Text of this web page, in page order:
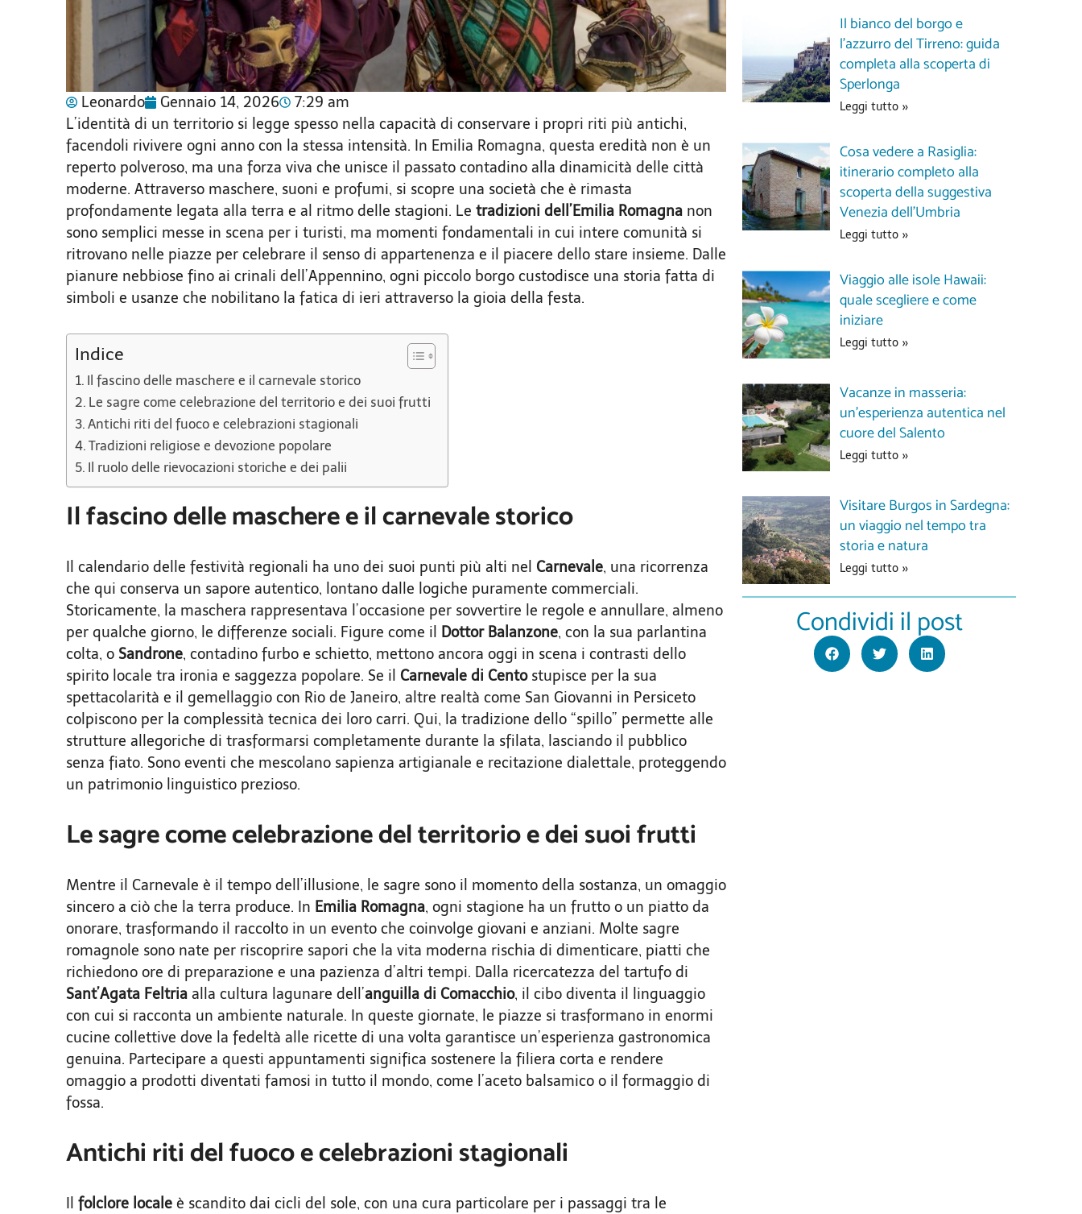
Leonardo Gennaio 14, 2026
7:29 am
L’identità di un territorio si legge spesso nella capacità di conservare i propri riti più antichi,
facendoli rivivere ogni anno con la stessa intensità. In Emilia Romagna, questa eredità non è un
reperto polveroso, ma una forza viva che unisce il passato contadino alla dinamicità delle città
moderne. Attraverso maschere, suoni e profumi, si scopre una società che è rimasta
profondamente legata alla terra e al ritmo delle stagioni. Le tradizioni dell’Emilia Romagna non
sono semplici messe in scena per i turisti, ma momenti fondamentali in cui intere comunità si
ritrovano nelle piazze per celebrare il senso di appartenenza e il piacere dello stare insieme. Dalle
pianure nebbiose fino ai crinali dell’Appennino, ogni piccolo borgo custodisce una storia fatta di
simboli e usanze che nobilitano la fatica di ieri attraverso la gioia della festa.
Indice
Il fascino delle maschere e il carnevale storico
Le sagre come celebrazione del territorio e dei suoi frutti
Antichi riti del fuoco e celebrazioni stagionali
Tradizioni religiose e devozione popolare
Il ruolo delle rievocazioni storiche e dei palii
Il fascino delle maschere e il carnevale storico
Il calendario delle festività regionali ha uno dei suoi punti più alti nel Carnevale, una ricorrenza
che qui conserva un sapore autentico, lontano dalle logiche puramente commerciali.
Storicamente, la maschera rappresentava l’occasione per sovvertire le regole e annullare, almeno
per qualche giorno, le differenze sociali. Figure come il
Dottor Balanzone, con la sua parlantina
colta, o Sandrone, contadino furbo e schietto, mettono ancora oggi in scena i contrasti dello
spirito locale tra ironia e saggezza popolare. Se il Carnevale di Centostupisce per la sua
spettacolarità e il gemellaggio con Rio de Janeiro, altre realtà come San Giovanni in Persiceto
colpiscono per la complessità tecnica dei loro carri. Qui, la tradizione dello “spillo” permette alle
strutture allegoriche di trasformarsi completamente durante la sfilata, lasciando il pubblico
senza fiato. Sono eventi che mescolano sapienza artigianale e recitazione dialettale, proteggendo
un patrimonio linguistico prezioso.
Le sagre come celebrazione del territorio e dei suoi frutti
Mentre il Carnevale è il tempo dell’illusione, le sagre sono il momento della sostanza, un omaggio
sincero a ciò che la terra produce. In Emilia Romagna, ogni stagione ha un frutto o un piatto da
onorare, trasformando il raccolto in un evento che coinvolge giovani e anziani. Molte sagre
romagnole sono nate per riscoprire sapori che la vita moderna rischia di dimenticare, piatti che
richiedono ore di preparazione e una pazienza d’altri tempi. Dalla ricercatezza del tartufo di
Sant’Agata Feltria alla cultura lagunare dell’anguilla di Comacchio, il cibo diventa il linguaggio
con cui si racconta un ambiente naturale. In queste giornate, le piazze si trasformano in enormi
cucine collettive dove la fedeltà alle ricette di una volta garantisce un’esperienza gastronomica
genuina. Partecipare a questi appuntamenti significa sostenere la filiera corta e rendere
omaggio a prodotti diventati famosi in tutto il mondo, come l’aceto balsamico o il formaggio di
fossa.
Antichi riti del fuoco e celebrazioni stagionali
folclore locale è scandito dai cicli del sole, con una cura particolare per i passaggi tra le
Il bianco del borgo e
l’azzurro del Tirreno: guida
completa alla scoperta di
Sperlonga
Leggi tutto »
Cosa vedere a Rasiglia:
itinerario completo alla
scoperta della suggestiva
Venezia dell’Umbria
Leggi tutto »
Viaggio alle isole Hawaii:
quale scegliere e come
iniziare
Leggi tutto »
Vacanze in masseria:
un’esperienza autentica nel
cuore del Salento
Leggi tutto »
Visitare Burgos in Sardegna:
un viaggio nel tempo tra
storia e natura
Leggi tutto »
Condividi il post